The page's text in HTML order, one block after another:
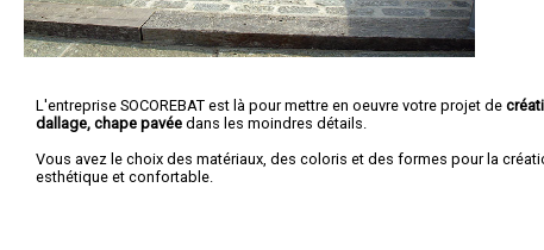
L'entreprise SOCOREBAT est là pour mettre en oeuvre votre projet de
dallage, chape pavée dans les moindres détails.
Vous avez le choix des matériaux, des coloris et des formes pour la
esthétique et confortable.